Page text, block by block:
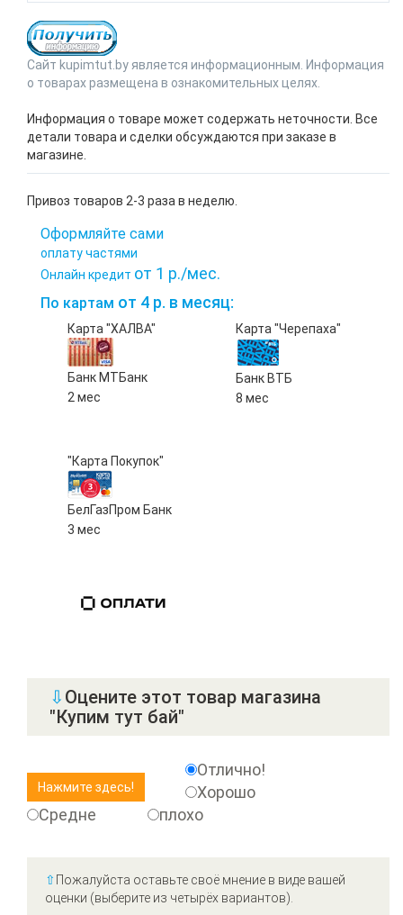
Сайт kupimtut.by является информационным. Информация
о товарах размещена в ознакомительных целях.
Информация о товаре может содержать неточности. Все
детали товара и сделки обсуждаются при заказе в
магазине.
Привоз товаров 2-3 раза в неделю.
Оформляйте сами
оплату частями
Онлайн кредит от 1 р./мес.
По картам от 4 р. в месяц:
Карта "ХАЛВА"
Банк МТБанк
2 мес
Карта "Черепаха"
Банк ВТБ
8 мес
"Карта Покупок"
БелГазПром Банк
3 мес
⇩ Оцените этот товар магазина
"Купим тут бай"
Отлично!
Хорошо
Средне
плохо
⇧ Пожалуйста оставьте своё мнение в виде вашей
оценки (выберите из четырёх вариантов).